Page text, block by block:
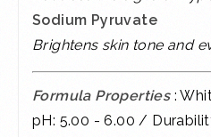
Sodium Pyruvate
Brightens skin tone and
Formula Properties:
pH: 5.00 - 6.00 /